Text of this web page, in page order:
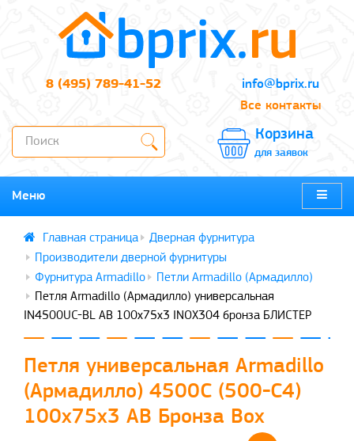
8 (495) 789-41-52
info@bprix.ru
Все контакты
Корзина
для заявок
Меню
Дверная фурнитура
Производители дверной фурнитуры
Фурнитура Armadillo
Петли Armadillo (Армадилло)
Петля Armadillo (Армадилло) универсальная
IN4500UC-BL AB 100x75x3 INOX304 бронза БЛИСТЕР
Петля универсальная Armadillo
(Армадилло) 4500C (500-C4)
100x75x3 AB Бронза Box